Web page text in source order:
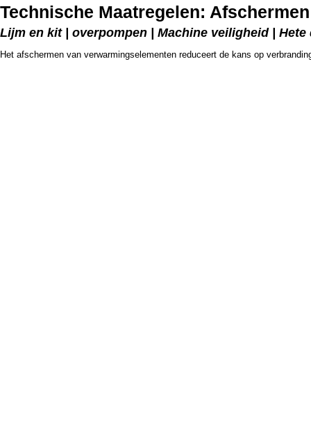
Technische Maatregelen:
Lijm en kit | overpompen | Machine veiligheid | Hete
Het afschermen van verwarmingselementen reduceert de kans op